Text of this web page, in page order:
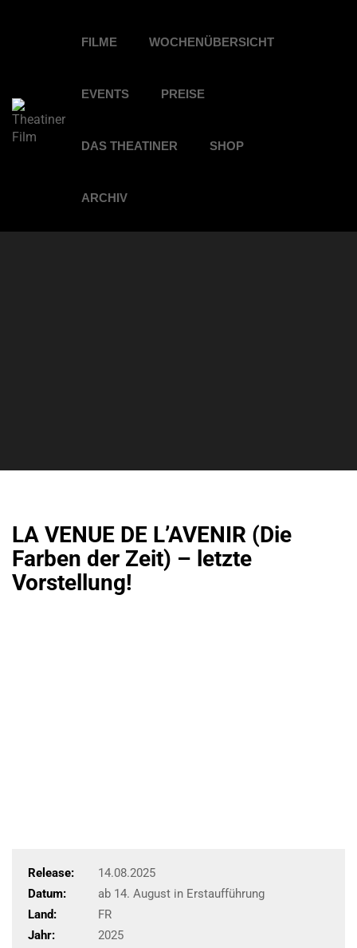
FILME WOCHENÜBERSICHT
EVENTS PREISE
DAS THEATINER SHOP
ARCHIV
LA VENUE DE L’AVENIR (Die
Farben der Zeit) – letzte
Vorstellung!
Release:
14.08.2025
Datum:
ab 14. August in Erstaufführung
Land:
FR
Jahr:
2025